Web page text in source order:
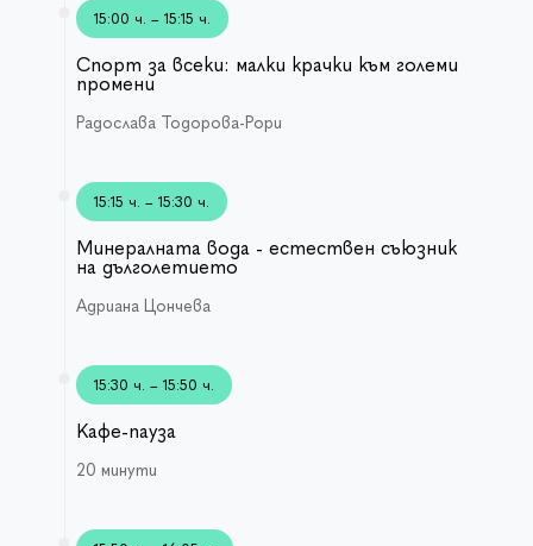
15:00 ч. – 15:15 ч.
Спорт за всеки: малки крачки към големи
промени
Радослава Тодорова-Рори
15:15 ч. – 15:30 ч.
Минералната вода - естествен съюзник
на дълголетието
Адриана Цончева
15:30 ч. – 15:50 ч.
Кафе-пауза
20 минути